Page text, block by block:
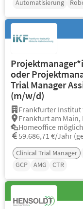
Automatisierung
oder
Trial Manager
(m/w/d)
Frankfurter Institut
Frankfurt am Main,
Homeoffice möglich
59.686,71 €/Jahr
Clinical Trial Manager
GCP
AMG CTR